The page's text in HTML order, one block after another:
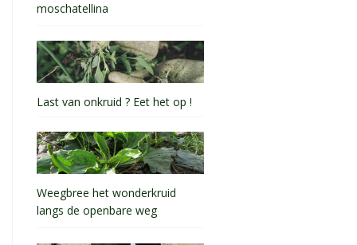
moschatellina
Last van onkruid ? Eet het op !
Weegbree het wonderkruid
langs de openbare weg